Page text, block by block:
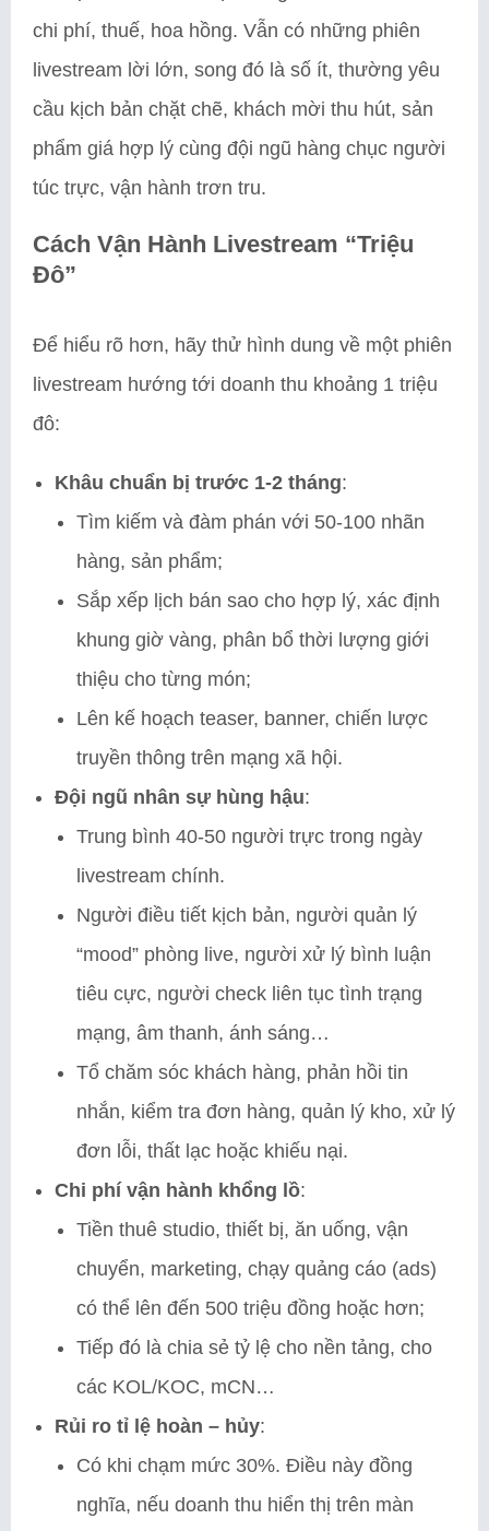
chi phí, thuế, hoa hồng. Vẫn có những phiên
livestream lời lớn, song đó là số ít, thường yêu
cầu kịch bản chặt chẽ, khách mời thu hút, sản
phẩm giá hợp lý cùng đội ngũ hàng chục người
túc trực, vận hành trơn tru.
Cách Vận Hành Livestream “Triệu
Đô”
Để hiểu rõ hơn, hãy thử hình dung về một phiên
livestream hướng tới doanh thu khoảng 1 triệu
đô:
Khâu chuẩn bị trước 1-2 tháng:
Tìm kiếm và đàm phán với 50-100 nhãn
hàng, sản phẩm;
Sắp xếp lịch bán sao cho hợp lý, xác định
khung giờ vàng, phân bổ thời lượng giới
thiệu cho từng món;
Lên kế hoạch teaser, banner, chiến lược
truyền thông trên mạng xã hội.
Đội ngũ nhân sự hùng hậu:
Trung bình 40-50 người trực trong ngày
livestream chính.
Người điều tiết kịch bản, người quản lý
“mood” phòng live, người xử lý bình luận
tiêu cực, người check liên tục tình trạng
mạng, âm thanh, ánh sáng…
Tổ chăm sóc khách hàng, phản hồi tin
nhắn, kiểm tra đơn hàng, quản lý kho, xử lý
đơn lỗi, thất lạc hoặc khiếu nại.
Chi phí vận hành khổng lồ:
Tiền thuê studio, thiết bị, ăn uống, vận
chuyển, marketing, chạy quảng cáo (ads)
có thể lên đến 500 triệu đồng hoặc hơn;
Tiếp đó là chia sẻ tỷ lệ cho nền tảng, cho
các KOL/KOC, mCN…
Rủi ro tỉ lệ hoàn – hủy:
Có khi chạm mức 30%. Điều này đồng
nghĩa, nếu doanh thu hiển thị trên màn